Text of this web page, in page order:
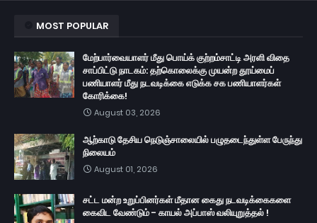
MOST POPULAR
மேற்பார்வையாளர் மீது பொய்க் குற்றம்சாட்டி அரளி விதை
சாப்பிட்டு நாடகம்: தற்கொலைக்கு முயன்ற தூய்மைப்
பணியாளர் மீது நடவடிக்கை எடுக்க சக பணியாளர்கள்
கோரிக்கை!
August 03, 2026
ஆற்காடு தேசிய நெடுஞ்சாலையில் பழுதடைந்துள்ள பேருந்து
நிலையம்
August 01, 2026
சட்ட மன்ற உறுப்பினர்கள் மீதான கைது நடவடிக்கைகளை
கைவிட வேண்டும் - காயல் அப்பாஸ் வலியுறுத்தல் !